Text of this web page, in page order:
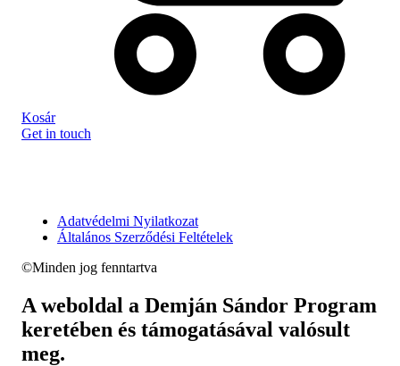
Kosár
Get in touch
Adatvédelmi Nyilatkozat
Általános Szerződési Feltételek
©Minden jog fenntartva
A weboldal a Demján Sándor Program
keretében és támogatásával valósult
meg.